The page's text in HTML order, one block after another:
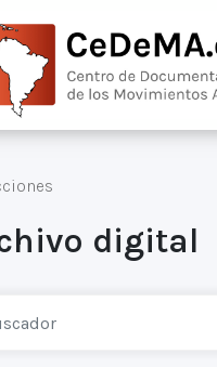
digital